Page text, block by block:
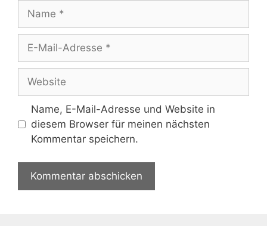
Name
Adresse
Website
Name, E-Mail-Adresse und Website in
diesem Browser für meinen nächsten
Kommentar speichern.